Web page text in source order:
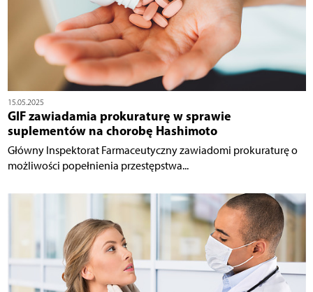
15.05.2025
GIF zawiadamia prokuraturę w sprawie
suplementów na chorobę Hashimoto
Główny Inspektorat Farmaceutyczny zawiadomi prokuraturę o
możliwości popełnienia przestępstwa...